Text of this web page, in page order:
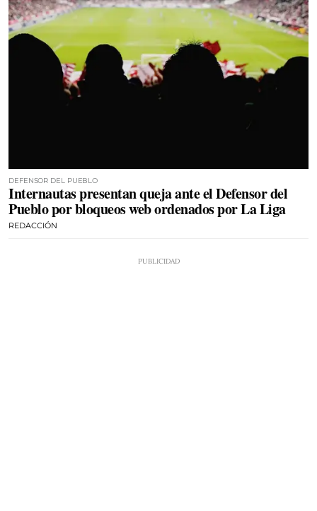
DEFENSOR DEL PUEBLO
Internautas presentan queja ante el Defensor del
Pueblo por bloqueos web ordenados por La Liga
REDACCIÓN